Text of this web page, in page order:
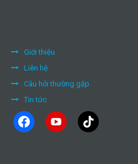
Giới thiệu
Liên hệ
Câu hỏi thường gặp
Tin tức
facebook youtube tiktok